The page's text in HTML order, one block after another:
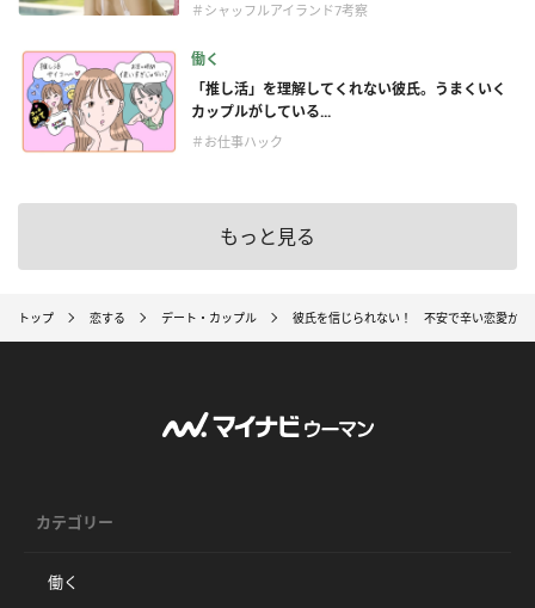
＃シャッフルアイランド7考察
働く
「推し活」を理解してくれない彼氏。うまくいく
カップルがしている...
＃お仕事ハック
もっと見る
トップ 恋する デート・カップル 彼氏を信じられない！ 不安で辛い恋愛から
カテゴリー
働く